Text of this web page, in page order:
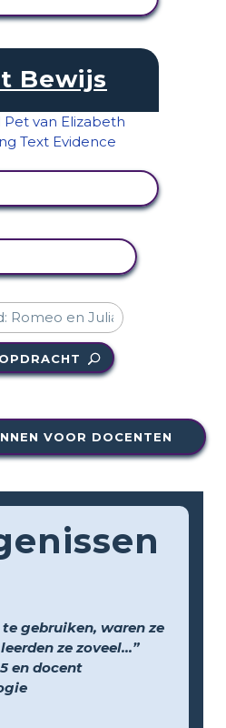
Bewijs
VOOR DOCENTEN
gebruiken, waren ze
ze zoveel...”
en docent